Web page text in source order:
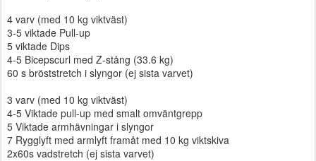
4 varv (med 10 kg viktväst)
3-5 viktade Pull-up
5 viktade Dips
4-5 Bicepscurl med Z-stång (33.6 kg)
60 s bröststretch i slyngor (ej sista varvet)
3 varv (med 10 kg viktväst)
4-5 Viktade pull-up med smalt omväntgrepp
5 Viktade armhävningar i slyngor
7 Rygglyft med armlyft framåt med 10 kg viktskiva
2x60s vadstretch (ej sista varvet)